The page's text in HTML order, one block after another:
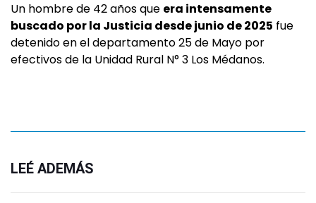
Un hombre de 42 años que era intensamente
buscado por la Justicia desde junio de 2025 fue
detenido en el departamento 25 de Mayo por
efectivos de la Unidad Rural N° 3 Los Médanos.
LEÉ ADEMÁS